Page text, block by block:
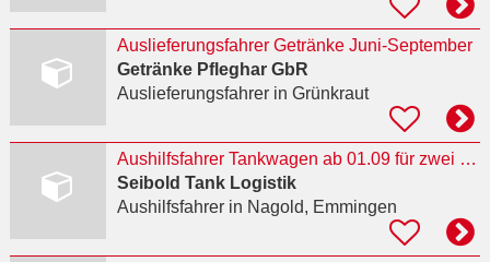
Auslieferungsfahrer Getränke Juni-September
Getränke Pfleghar GbR
Auslieferungsfahrerin Grünkraut
Aushilfsfahrer Tankwagen ab 01.09 für zwei Wochen
Seibold Tank Logistik
Aushilfsfahrerin Nagold, Emmingen